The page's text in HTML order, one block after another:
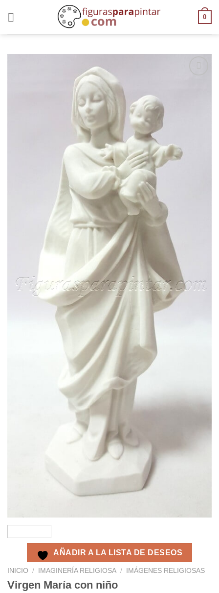
0
AÑADIR A LA LISTA DE DESEOS
INICIO / IMAGINERÍA RELIGIOSA / IMÁGENES RELIGIOSAS
Virgen María con niño